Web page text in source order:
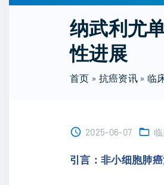
纳武利尤
性进展
首页 » 抗癌资讯» 临
2025-06-07
引言：非小细胞肺